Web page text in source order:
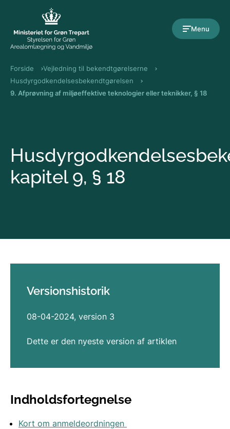
Menu
Forside
Vejledning til bekendtgørelserne
Husdyrgodkendelsesbekendtgørelsen
9. Afprøvning af miljøeffektive teknologier eller teknikker, § 18
kapitel 9, § 18
Versionshistorik
08-04-2024, version 3
Dette er den nyeste version af artiklen
Indholdsfortegnelse
Kort om anmeldeordningen